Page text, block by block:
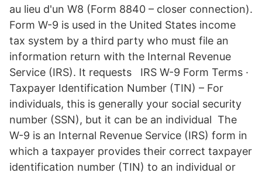
au lieu d'un W8 (Form 8840 – closer connection).
Form W-9 is used in the United States income
tax system by a third party who must file an
information return with the Internal Revenue
Service (IRS). It requests IRS W-9 Form Terms ·
Taxpayer Identification Number (TIN) – For
individuals, this is generally your social security
number (SSN), but it can be an individual The
W-9 is an Internal Revenue Service (IRS) form in
which a taxpayer provides their correct taxpayer
identification number (TIN) to an individual or